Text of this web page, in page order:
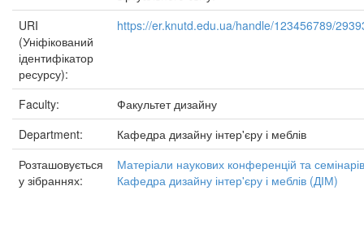
URI
(Уніфікований
ідентифікатор
ресурсу):
https://er.knutd.edu.ua/handle/123456789/
Faculty:
Факультет дизайну
Department:
Кафедра дизайну інтер'єру і меблів
Розташовується
у зібраннях:
Матеріали наукових конференцій та семінарів
Кафедра дизайну інтер'єру і меблів (ДІМ)